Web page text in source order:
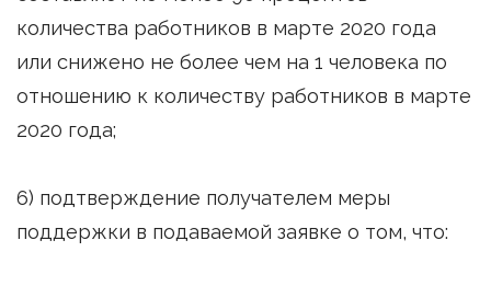
количества работников в марте 2020 года
или снижено не более чем на 1 человека по
отношению к количеству работников в марте
2020 года;
6) подтверждение получателем меры
поддержки в подаваемой заявке о том, что: